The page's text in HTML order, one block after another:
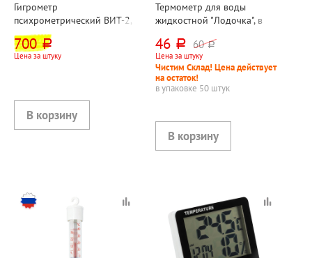
Гигрометр
психрометрический ВИТ-2,
(с поверкой РФ), Первый
термометровый завод, Вит
-2 от +15 до +40 градусов
700 руб.
Цена за штуку
Термометр для воды
жидкостной "Лодочка", в
46 руб. 60 руб.
Цена за штуку
Чистим Склад! Цена действует
на остаток!
в упаковке 50 штук